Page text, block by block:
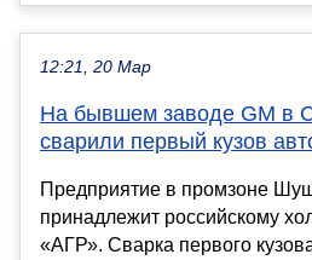
12:21, 20 Мар
На бывшем заводе GM в
сварили первый кузов
Предприятие в промзоне
принадлежит российскому
«АГР». Сварка первого